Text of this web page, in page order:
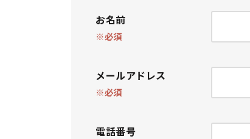
お名前
※必須
メールアドレス
※必須
電話番号